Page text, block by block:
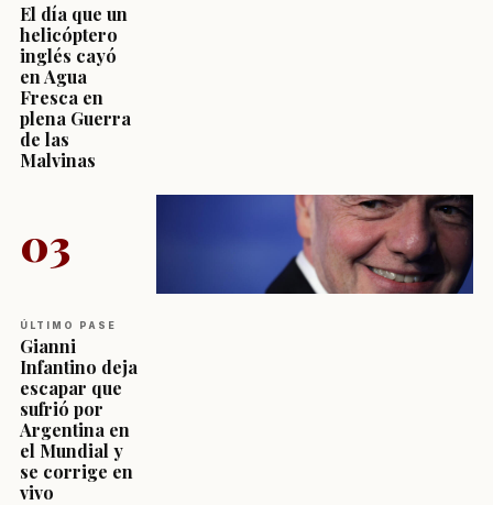
El día que un
helicóptero
inglés cayó
en Agua
Fresca en
plena Guerra
de las
Malvinas
03
ÚLTIMO PASE
Gianni
Infantino deja
escapar que
sufrió por
Argentina en
el Mundial y
se corrige en
vivo